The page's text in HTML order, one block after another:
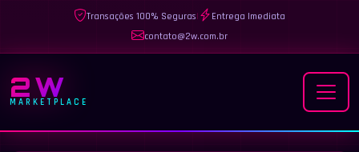
Transações 100% Seguras|
Entrega Imediata
contato@2w.com.br
2W
MARKETPLACE